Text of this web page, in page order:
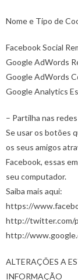
Nome e Tipo de
Facebook Social
Google AdWords
Google AdWords
Google Analytics
– Partilha nas
Se usar os botões
os seus amigos
Facebook, essas
seu computador.
Saiba mais aqui:
https://
http://twitter.com/
http://
ALTERAÇÕES A
INFORMAÇÃO